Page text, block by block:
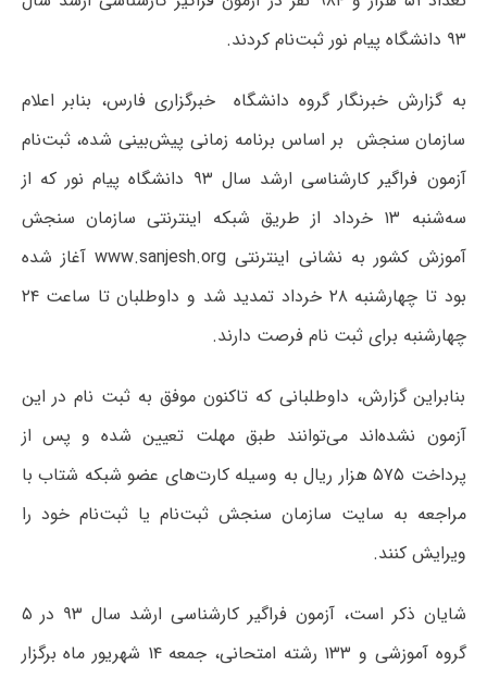
۹۳ دانشگاه پیام نور ثبت‌نام کردند.
به گزارش خبرنگار گروه دانشگاه خبرگزاری فارس، بنابر اعلام
سازمان سنجش بر اساس برنامه زمانی پیش‌بینی شده، ثبت‌نام
آزمون فراگیر کارشناسی ارشد سال ۹۳ دانشگاه پیام نور که از
سه‌شنبه ۱۳ خرداد از طریق شبکه اینترنتی سازمان سنجش
آموزش کشور به نشانی اینترنتی www.sanjesh.org آغاز شده
بود تا چهارشنبه ۲۸ خرداد تمدید شد و داوطلبان تا ساعت ۲۴
چهارشنبه برای ثبت نام فرصت دارند.
بنابراین گزارش، داوطلبانی که تاکنون موفق به ثبت نام در این
آزمون نشده‌اند می‌توانند طبق مهلت تعیین شده و پس از
پرداخت ۵۷۵ هزار ریال به وسیله کارت‌های عضو شبکه شتاب با
مراجعه به سایت سازمان سنجش ثبت‌نام یا ثبت‌نام خود را
ویرایش کنند.
شایان ذکر است، آزمون فراگیر کارشناسی ارشد سال ۹۳ در ۵
گروه آموزشی و ۱۳۳ رشته امتحانی، جمعه ۱۴ شهریور ماه برگزار